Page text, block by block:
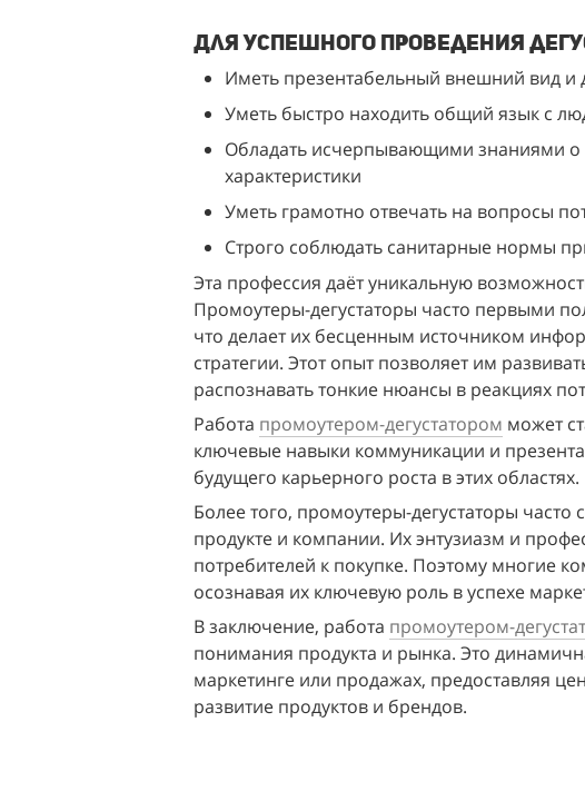
Для успешного проведения
Иметь презентабельный внешний вид
Уметь быстро находить общий язык с
Обладать исчерпывающими знаниями о
характеристики
Уметь грамотно отвечать на вопросы
Строго соблюдать санитарные нормы
Эта профессия даёт уникальную
Промоутеры-дегустаторы часто первыми
что делает их бесценным источником
стратегии. Этот опыт позволяет им
распознавать тонкие нюансы в реакциях
Работа промоутером-дегустатором может
ключевые навыки коммуникации и
будущего карьерного роста в этих областях.
Более того, промоутеры-дегустаторы
продукте и компании. Их энтузиазм и
потребителей к покупке. Поэтому многие
осознавая их ключевую роль в успехе
В заключение, работа промоутером-
понимания продукта и рынка. Это
маркетинге или продажах, предоставляя
развитие продуктов и брендов.